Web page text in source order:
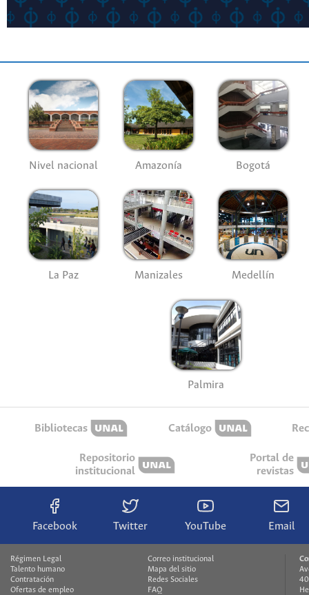
Nivel nacional Amazonía Bogotá
La Paz Manizales Medellín
Palmira
Bibliotecas Catálogo
Repositorio
institucional
Portal de
revistas
Facebook Twitter YouTube Email
Régimen Legal
Talento humano
Contratación
Ofertas de empleo
Correo institucional
Mapa del sitio
Redes Sociales
FAQ